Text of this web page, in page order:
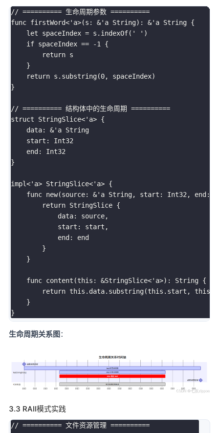
// ========== 生命周期参数 ==========
func firstWord<'a>(s: &'a String): &'a String {
    let spaceIndex = s.indexOf(' ')
    if spaceIndex == -1 {
        return s
    }
    return s.substring(0, spaceIndex)
}
// ========== 结构体中的生命周期 ==========
struct StringSlice<'a> {
    data: &'a String
    start: Int32
    end: Int32
}
impl<'a> StringSlice<'a> {
func new(source: &'a String, start: Int32, end:
        return StringSlice {
            data: source,
            start: start,
            end: end
        }
    }
    func content(this: &StringSlice<'a>): String {
return this.data.substring(this.start,
    }
生命周期关系图：
3.3 RAII模式实践
// ========== 文件资源管理 ==========